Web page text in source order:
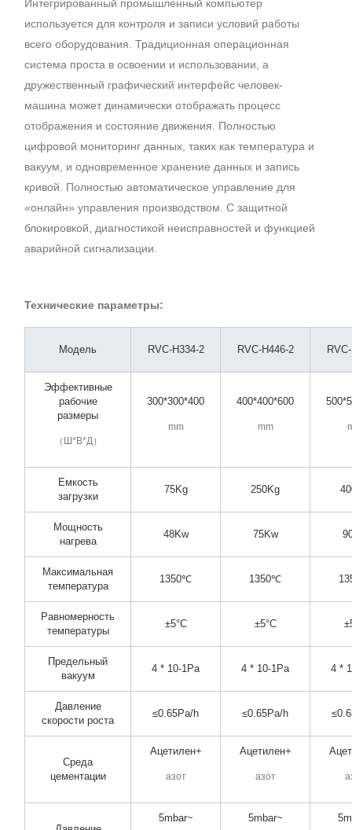
Интегрированный промышленный компьютер
используется для контроля и записи условий работы
всего оборудования. Традиционная операционная
система проста в освоении и использовании, а
дружественный графический интерфейс человек-
машина может динамически отображать процесс
отображения и состояние движения. Полностью
цифровой мониторинг данных, таких как температура и
вакуум, и одновременное хранение данных и запись
кривой. Полностью автоматическое управление для
«онлайн» управления производством. С защитной
блокировкой, диагностикой неисправностей и функцией
аварийной сигнализации.
Технические параметры:
Модель RVC-H334-2 RVC-H446-2
Эффективные
рабочие
размеры
（Ш*В*Д）
300*300*400
mm
400*400*600
mm
Емкость
загрузки
75Kg 250Kg
Мощность
нагрева
48Kw 75Kw
Максимальная
температура
1350℃ 1350℃
Равномерность
температуры
±5°C ±5°C
Предельный
вакуум
4 * 10-1Pa 4 * 10-1Pa 4 *
Давление
скорости роста
≤0.65Pa/h ≤0.65Pa/h
Среда
цементации
Ацетилен+
азот
Ацетилен+
азот
5mbar~ 5mbar~